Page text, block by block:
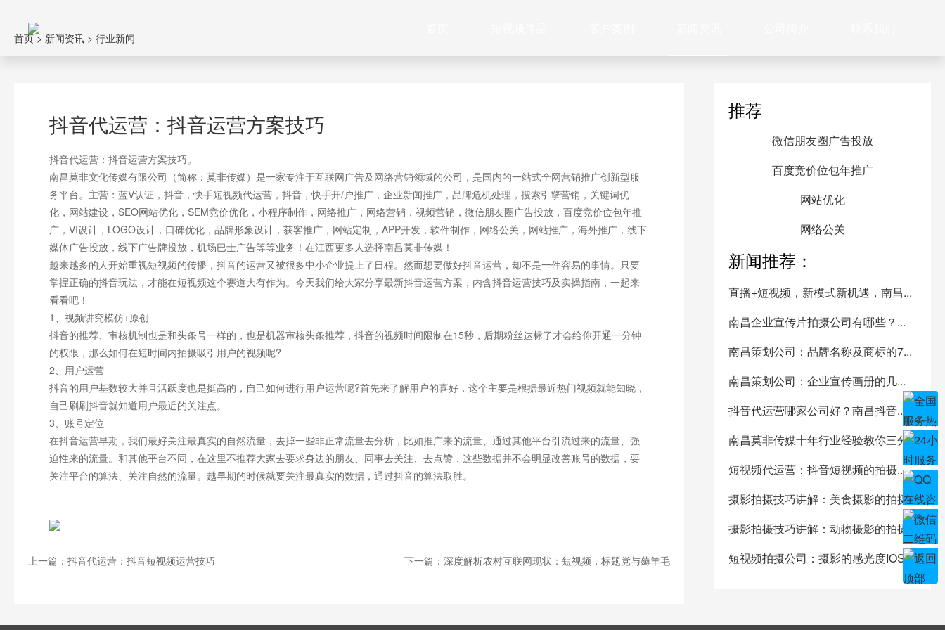
首页 > 新闻资讯 > 行业新闻
抖音代运营：抖音运营方案技巧
抖音代运营：抖音运营方案技巧。
南昌莫非文化传媒有限公司（简称：莫非传媒）是一家专注于互联网广告及网络营销领域的公司，是国内的一站式全网营销推广创新型服
务平台。主营：蓝V认证，抖音，快手短视频代运营，抖音，快手开/户推广，企业新闻推广，品牌危机处理，搜索引擎营销，关键词优
化，网站建设，SEO网站优化，SEM竞价优化，小程序制作，网络推广，网络营销，视频营销，微信朋友圈广告投放，百度竞价位包年推
广，VI设计，LOGO设计，口碑优化，品牌形象设计，获客推广，网站定制，APP开发，软件制作，网络公关，网站推广，海外推广，线下
媒体广告投放，线下广告牌投放，机场巴士广告等等业务！在江西更多人选择南昌莫非传媒！
越来越多的人开始重视短视频的传播，抖音的运营又被很多中小企业提上了日程。然而想要做好抖音运营，却不是一件容易的事情。只要
掌握正确的抖音玩法，才能在短视频这个赛道大有作为。今天我们给大家分享最新抖音运营方案，内含抖音运营技巧及实操指南，一起来
看看吧！
1、视频讲究模仿+原创
抖音的推荐、审核机制也是和头条号一样的，也是机器审核头条推荐，抖音的视频时间限制在15秒，后期粉丝达标了才会给你开通一分钟
的权限，那么如何在短时间内拍摄吸引用户的视频呢?
2、用户运营
抖音的用户基数较大并且活跃度也是挺高的，自己如何进行用户运营呢?首先来了解用户的喜好，这个主要是根据最近热门视频就能知晓，
自己刷刷抖音就知道用户最近的关注点。
3、账号定位
在抖音运营早期，我们最好关注最真实的自然流量，去掉一些非正常流量去分析，比如推广来的流量、通过其他平台引流过来的流量、强
迫性来的流量。和其他平台不同，在这里不推荐大家去要求身边的朋友、同事去关注、去点赞，这些数据并不会明显改善账号的数据，要
关注平台的算法、关注自然的流量。越早期的时候就要关注最真实的数据，通过抖音的算法取胜。
上一篇：抖音代运营：抖音短视频运营技巧 下一篇：深度解析农村互联网现状：短视频，标题党与薅羊毛
推荐
微信朋友圈广告投放
百度竞价位包年推广
网站优化
网络公关
新闻推荐：
直播+短视频，新模式新机遇，南昌...
南昌企业宣传片拍摄公司有哪些？...
南昌策划公司：品牌名称及商标的7...
南昌策划公司：企业宣传画册的几...
抖音代运营哪家公司好？南昌抖音...
南昌莫非传媒十年行业经验教你三分...
短视频代运营：抖音短视频的拍摄...
摄影拍摄技巧讲解：美食摄影的拍摄...
摄影拍摄技巧讲解：动物摄影的拍摄...
短视频拍摄公司：摄影的感光度IOS...